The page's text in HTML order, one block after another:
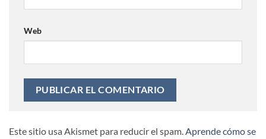
Web
Este sitio usa Akismet para reducir el spam. Aprende cómo se